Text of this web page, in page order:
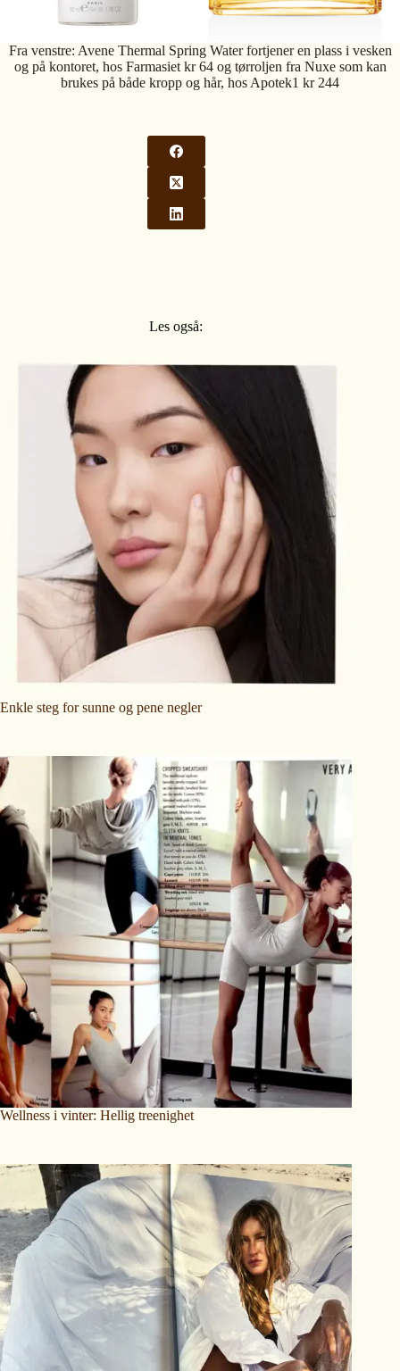
Fra venstre: Avene Thermal Spring Water fortjener en plass i vesken
og på kontoret, hos Farmasiet kr 64 og tørroljen fra Nuxe som kan
brukes på både kropp og hår, hos Apotek1 kr 244
Les også:
Enkle steg for sunne og pene negler
Wellness i vinter: Hellig treenighet